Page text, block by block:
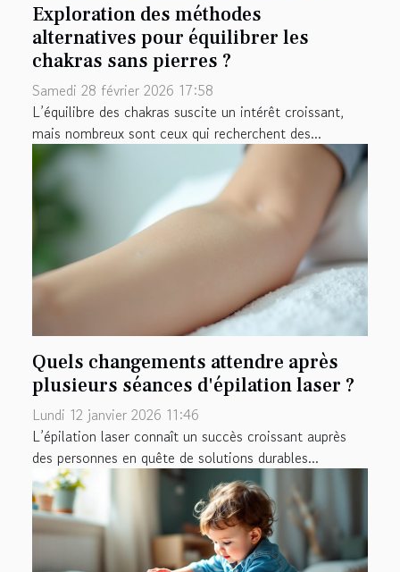
Exploration des méthodes
alternatives pour équilibrer les
chakras sans pierres ?
Samedi 28 février 2026 17:58
L’équilibre des chakras suscite un intérêt croissant,
mais nombreux sont ceux qui recherchent des...
Quels changements attendre après
plusieurs séances d'épilation laser ?
Lundi 12 janvier 2026 11:46
L’épilation laser connaît un succès croissant auprès
des personnes en quête de solutions durables...